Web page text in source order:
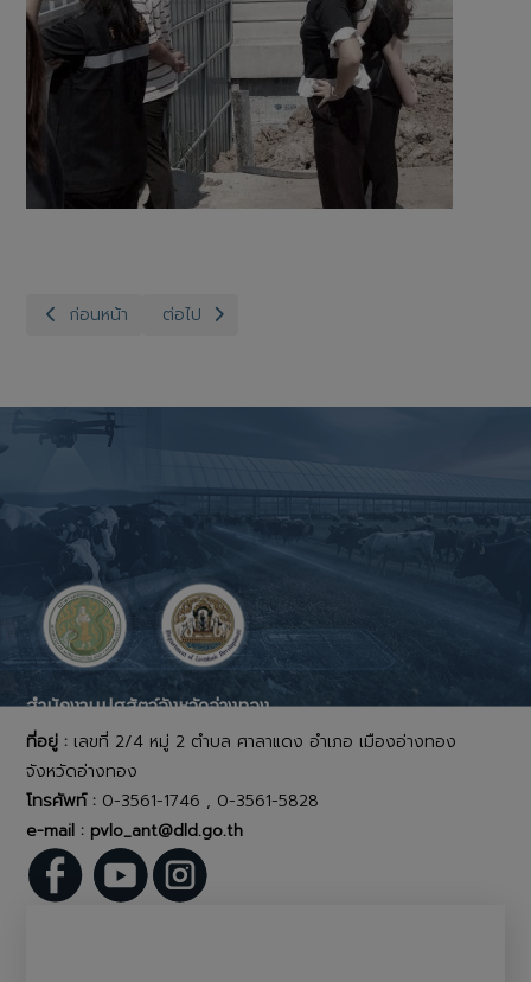
เนื้อหาก่อนหน้า: สำนักงานปศุสัตว์จังหวัดอ่างทอง กลุ่มพัฒนาสุขภาพ
ก่อนหน้า เนื้อหาถัดไป: สำนักงานปศุสัตว์จังหวัดอ่างทอง ก
ต่อไป
สำนักงานปศุสัตว์จังหวัดอ่างทอง
ที่อยู่ : เลขที่ 2/4 หมู่ 2 ตำบล ศาลาแดง อำเภอ เมืองอ่างทอง
จังหวัดอ่างทอง
โทรศัพท์ : 0-3561-1746 , 0-3561-5828
e-mail : pvlo_ant@dld.go.th